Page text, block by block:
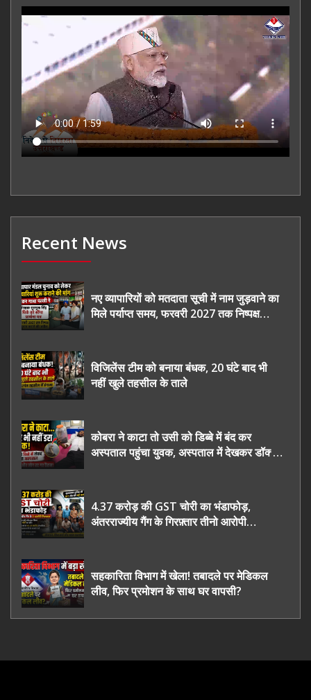
Recent News
नए व्यापारियों को मतदाता सूची में नाम जुड़वाने का
मिले पर्याप्त समय, फरवरी 2027 तक निष्पक्ष
विजिलेंस टीम को बनाया बंधक, 20 घंटे बाद भी
नहीं खुले तहसील के ताले
कोबरा ने काटा तो उसी को डिब्बे में बंद कर
अस्पताल पहुंचा युवक, अस्पताल में देखकर डॉक्टर
4.37 करोड़ की GST चोरी का भंडाफोड़,
अंतरराज्यीय गैंग के गिरफ़्तार तीनो आरोपी
सहकारिता विभाग में खेला! तबादले पर मेडिकल
लीव, फिर प्रमोशन के साथ घर वापसी?